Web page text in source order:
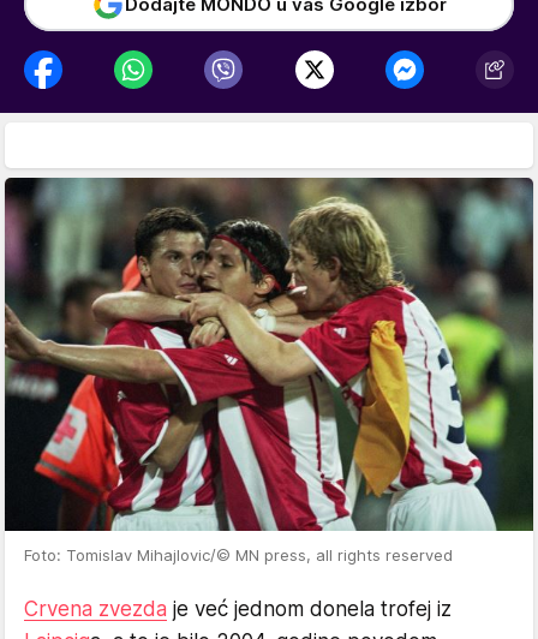
Foto: Tomislav Mihajlovic/© MN press, all rights reserved
Crvena zvezda je već jednom donela trofej iz